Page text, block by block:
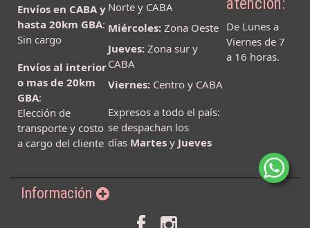
Envíos en CABA y
hasta 20km GBA:
Sin cargo
Envíos al interior
o mas de 20km
GBA:
Elección de
transporte y costo
a cargo del cliente
Norte y CABA
Miércoles:Zona Oeste
Jueves:Zona sur y
CABA
Viernes:Centro y CABA
Expresos a todo el país:
se despachan los
días Martes y Jueves
atención:
De Lunes a
Viernes de 7
a 16 horas.
Información